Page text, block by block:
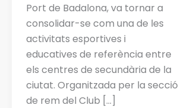
Port de Badalona, va tornar a
consolidar-se com una de les
activitats esportives i
educatives de referència entre
els centres de secundària de la
ciutat. Organitzada per la secció
de rem del Club […]